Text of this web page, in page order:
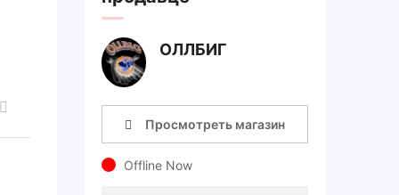
ОЛЛБИГ
Просмотреть магазин
Offline Now